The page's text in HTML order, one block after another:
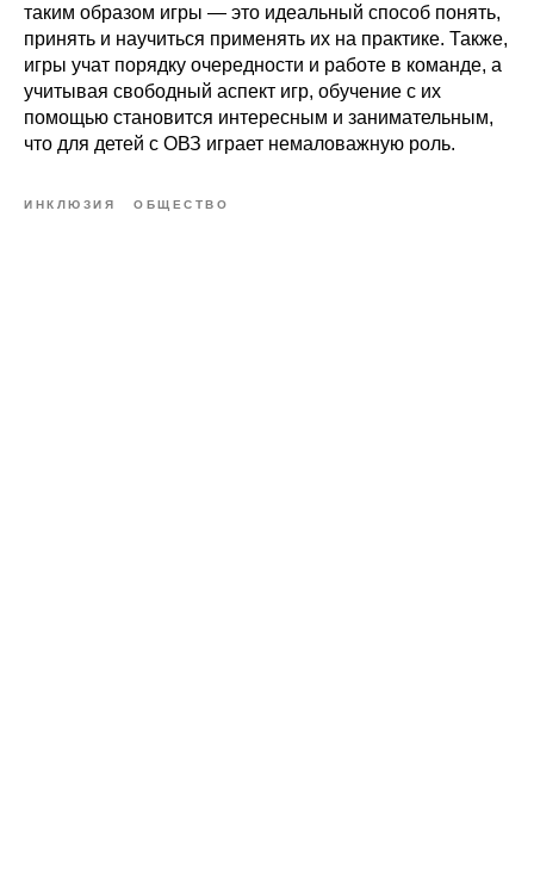
таким образом игры — это идеальный способ понять,
принять и научиться применять их на практике. Также,
игры учат порядку очередности и работе в команде, а
учитывая свободный аспект игр, обучение с их
помощью становится интересным и занимательным,
что для детей с ОВЗ играет немаловажную роль.
ИНКЛЮЗИЯ ОБЩЕСТВО